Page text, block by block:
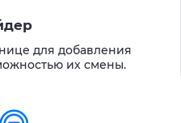
для добавления
их смены.